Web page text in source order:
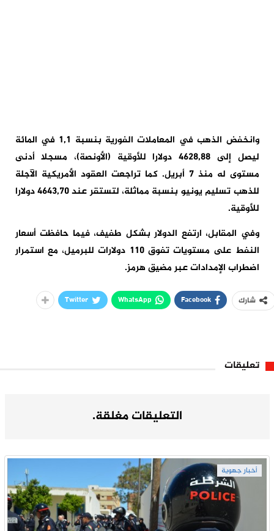
وانخفض الذهب في المعاملات الفورية بنسبة 1,1 في المائة
ليصل إلى 4628,88 دولارا للأوقية (الأونصة)، مسجلا أدنى
مستوى له منذ 7 أبريل. كما تراجعت العقود الأمريكية الآجلة
للذهب تسليم يونيو بنسبة مماثلة، لتستقر عند 4643,70 دولارا
للأوقية.
وفي المقابل، ارتفع الدولار بشكل طفيف، فيما حافظت أسعار
النفط على مستويات تفوق 110 دولارات للبرميل، مع استمرار
اضطراب الإمدادات عبر مضيق هرمز.
شارك Facebook
WhatsApp
Twitter
تعليقات
التعليقات مغلقة.
أخبار جهوية